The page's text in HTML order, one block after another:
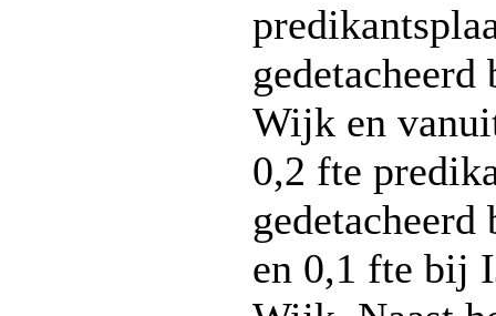
Wijk en
0,2 fte
en 0,1 fte bij